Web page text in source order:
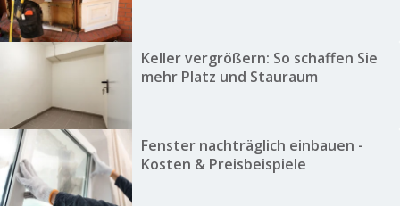
Keller vergrößern: So schaffen Sie
mehr Platz und Stauraum
Fenster nachträglich einbauen -
Kosten & Preisbeispiele